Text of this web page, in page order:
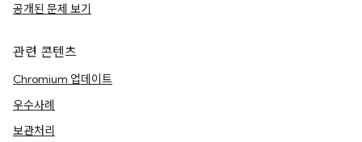
공개된 문제 보기
관련 콘텐츠
Chromium 업데이트
우수사례
보관처리